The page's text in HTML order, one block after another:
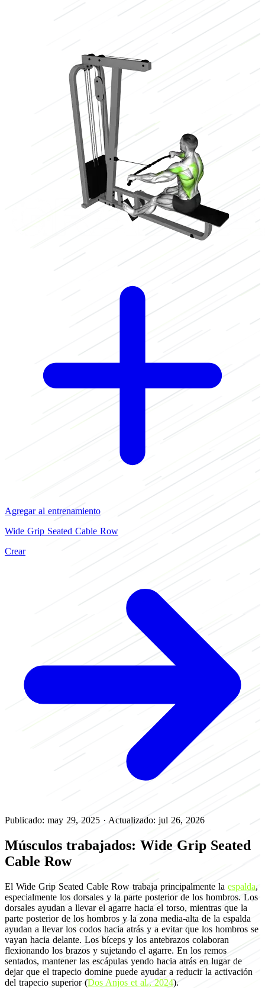
Agregar al entrenamiento
Wide Grip Seated Cable Row
Crear
Publicado: may 29, 2025 · Actualizado: jul 26, 2026
Músculos trabajados: Wide Grip Seated
Cable Row
El Wide Grip Seated Cable Row trabaja principalmente la espalda,
especialmente los dorsales y la parte posterior de los hombros. Los
dorsales ayudan a llevar el agarre hacia el torso, mientras que la
parte posterior de los hombros y la zona media-alta de la espalda
ayudan a llevar los codos hacia atrás y a evitar que los hombros se
vayan hacia delante. Los bíceps y los antebrazos colaboran
flexionando los brazos y sujetando el agarre. En los remos
sentados, mantener las escápulas yendo hacia atrás en lugar de
dejar que el trapecio domine puede ayudar a reducir la activación
del trapecio superior (Dos Anjos et al., 2024).